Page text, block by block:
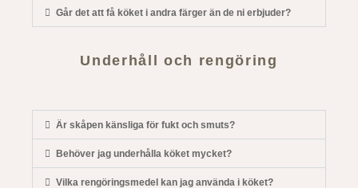
Går det att få köket i andra färger än de ni erbjuder?
Underhåll och rengöring
Är skåpen känsliga för fukt och smuts?
Behöver jag underhålla köket mycket?
Vilka rengöringsmedel kan jag använda i köket?